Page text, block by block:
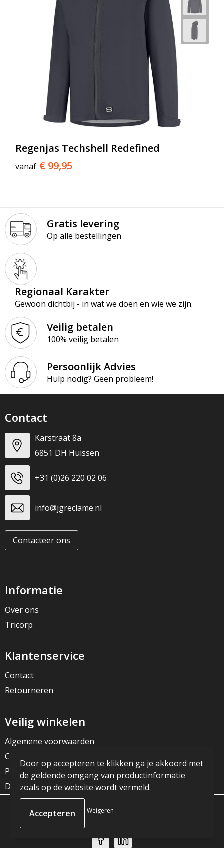
Regenjas Techshell Redefined
vanaf € 99,95
Gratis levering
Op alle bestellingen
Regionaal Karakter
Gewoon dichtbij - in wat we doen en wie we zijn.
Veilig betalen
100% veilig betalen
Persoonlijk Advies
Hulp nodig? Geen probleem!
Contact
Karstraat 8a
6851 DH Huissen
+31 (0)26 220 02 06
info@jgreclame.nl
Contacteer ons
Informatie
Over ons
Tricorp
Klantenservice
Contact
Retourneren
Veilig winkelen
Algemene voorwaarden
Cookieverklaring
Privacyverklaring
Disclaimer
© Copyright JG Reclame 2023
Door op accepteren te klikken ga je akkoord met
de geldende omgang van productinformatie
zoals op de website wordt vermeld.
Weigeren